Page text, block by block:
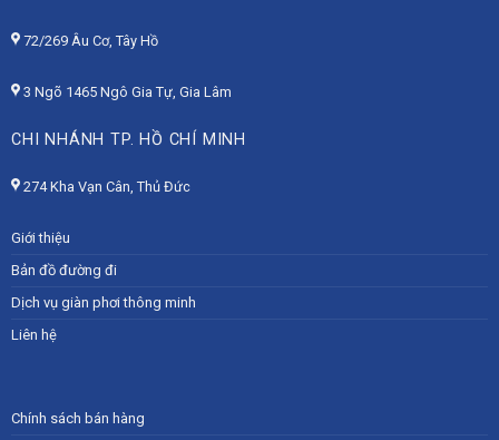
72/269 Âu Cơ, Tây Hồ
3 Ngõ 1465 Ngô Gia Tự, Gia Lâm
CHI NHÁNH TP. HỒ CHÍ MINH
274 Kha Vạn Cân, Thủ Đức
Giới thiệu
Bản đồ đường đi
Dịch vụ giàn phơi thông minh
Liên hệ
Chính sách bán hàng